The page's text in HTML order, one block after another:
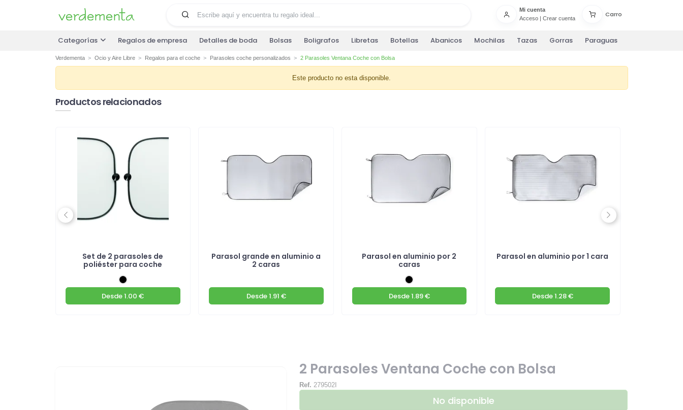
Mi cuenta
Acceso| Crear cuenta
Carro
Categorías Regalos de empresa Detalles de boda Bolsas Boligrafos Libretas Botellas Abanicos Mochilas Tazas Gorras Paraguas
Verdementa Ocio y Aire Libre Regalos para el coche Parasoles coche personalizados 2 Parasoles Ventana Coche con Bolsa
Este producto no esta disponible.
Productos relacionados
Set de 2 parasoles de
poliéster para coche
Desde1.00 €
Parasol grande en aluminio a
2 caras
Desde1.91 €
Parasol en aluminio por 2
caras
Desde1.89 €
Parasol en aluminio por 1 cara
Desde1.28 €
Previous Next
2 Parasoles Ventana Coche con Bolsa
Ref. 279502I
No disponible